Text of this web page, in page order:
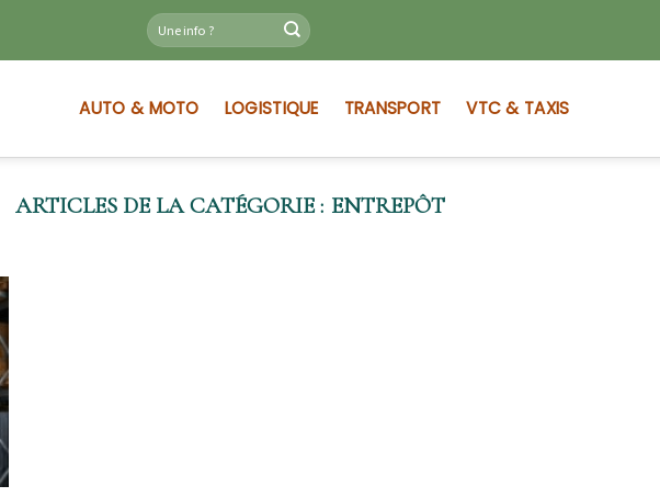
AUTO & MOTO LOGISTIQUE TRANSPORT VTC & TAXIS
ENTREPÔT